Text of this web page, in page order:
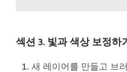
섹션 3. 빛과 색상 보정하
새 레이어를 만들고 브